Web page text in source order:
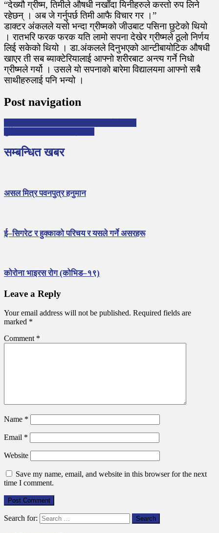
“देख्यौ ग्रीष्म, तिमीले औषधी नखाँदा यिनीहरुले कस्तो रुप लिने
रहेछन् । अब जे गर्नुपर्छ तिमी आफै विचार गर ।”
डाक्टर अंकलले यसो भन्दा ग्रीष्मको जीउबाट पसिना छुटेको थियो
। रातभरि फरक फरक यति लामो सपना देखेर ग्रीष्मले ठूलो निर्णय
लिई सकेको थियो । डा.अंकलले दिनुभएको आन्टीबायोटिक औषधी
खाएर ती सब ब्याक्टेरियालाई आफ्नो शरीरबाट अन्त्य गर्ने निधो
ग्रीष्मले गर्यो । उसले यो सपनाको बारेमा विद्यालयमा आफ्नो सबै
साथीहरुलाई पनि भन्यो ।
Post navigation
सम्बन्धित खबर
असल मित्र पवनपुत्र हनुमान
ई–सिगरेट र हुक्काको परिचय र यसले गर्ने असरहरू
कोरोना भाइरस रोग (कोभिड–१९)
Leave a Reply
Your email address will not be published. Required fields are
marked *
Comment *
Name *
Email *
Website
Save my name, email, and website in this browser for the next
time I comment.
Search for: